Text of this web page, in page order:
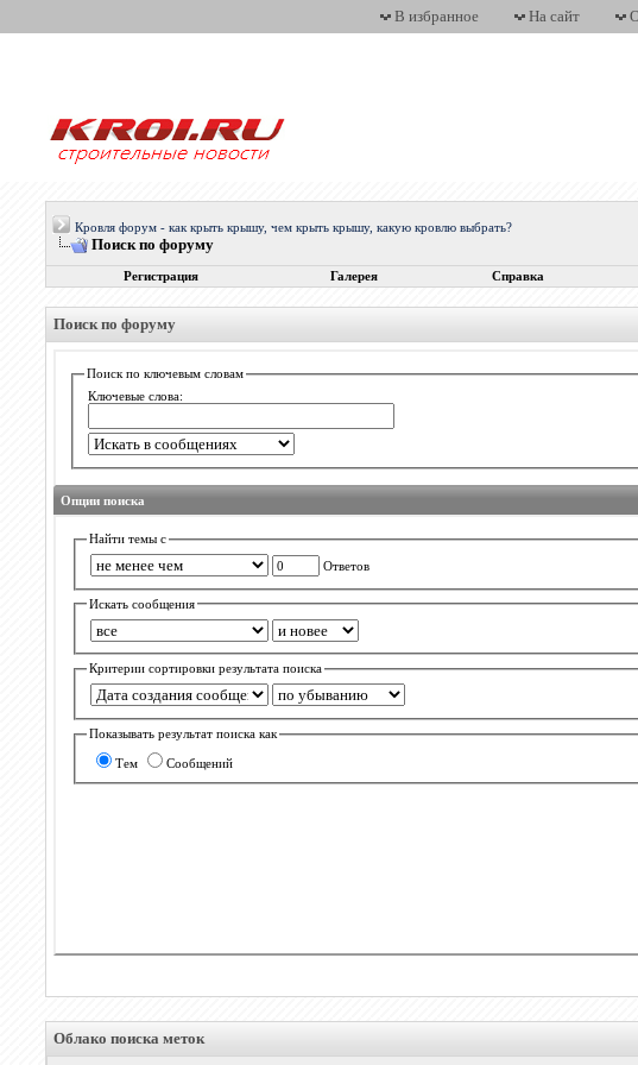
В избранное На сайт
Кровля форум - как крыть крышу, чем крыть крышу, какую кровлю выбрать?
Поиск по форуму
Регистрация Галерея Справка
Поиск по форуму
Поиск по ключевым словам
Ключевые слова:
Опции поиска
Найти темы с
Ответов
Искать сообщения
Критерии сортировки результата поиска
Показывать результат поиска как
Тем Сообщений
Облако поиска меток